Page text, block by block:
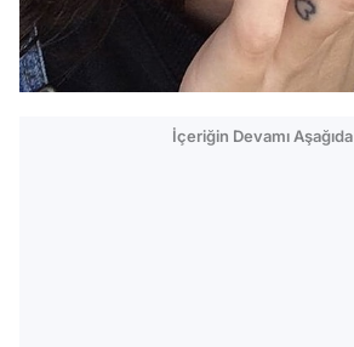
İçeriğin Devamı Aşağıda